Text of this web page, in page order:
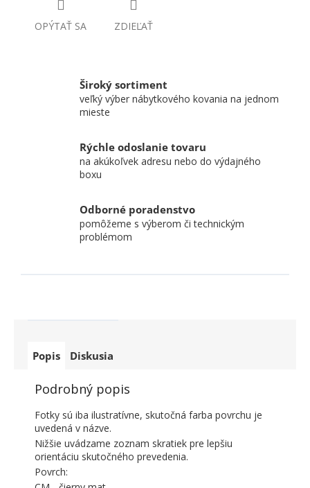
OPÝTAŤ SA ZDIEĽAŤ
Široký sortiment
veľký výber nábytkového kovania na jednom
mieste
Rýchle odoslanie tovaru
na akúkoľvek adresu nebo do výdajného
boxu
Odborné poradenstvo
pomôžeme s výberom či technickým
problémom
Popis Diskusia
Podrobný popis
Fotky sú iba ilustratívne, skutočná farba povrchu je
uvedená v názve.
Nižšie uvádzame zoznam skratiek pre lepšiu
orientáciu skutočného prevedenia.
Povrch: